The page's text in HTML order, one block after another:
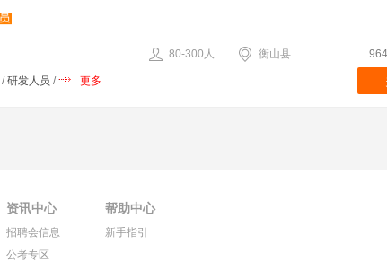
80-300人 衡山县
/研发人员 / 更多
资讯中心
招聘会信息
公考专区
帮助中心
新手指引